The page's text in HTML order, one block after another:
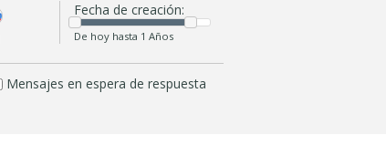
Fecha de creación:
De hoy hasta 1 Años
Mensajes en espera de respuesta